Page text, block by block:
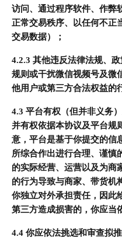
访问、通过程序软件、作弊
正常交易秩序、以任何不正
交易数据）；
4.2.3 其他违反法律法规、
规则或干扰微信视频号及微
他用户或第三方合法权益的
4.3 平台有权（但并非义务
并有权依据本协议及平台规
意，平台是基于你提交的信
所综合作出进行合理、谨慎
的实际经营、运营以及为商
的行为导致与商家、带货机
你独立对外承担责任，因此
第三方造成损害的，你应当
4.4 你应依法挑选和审查拟